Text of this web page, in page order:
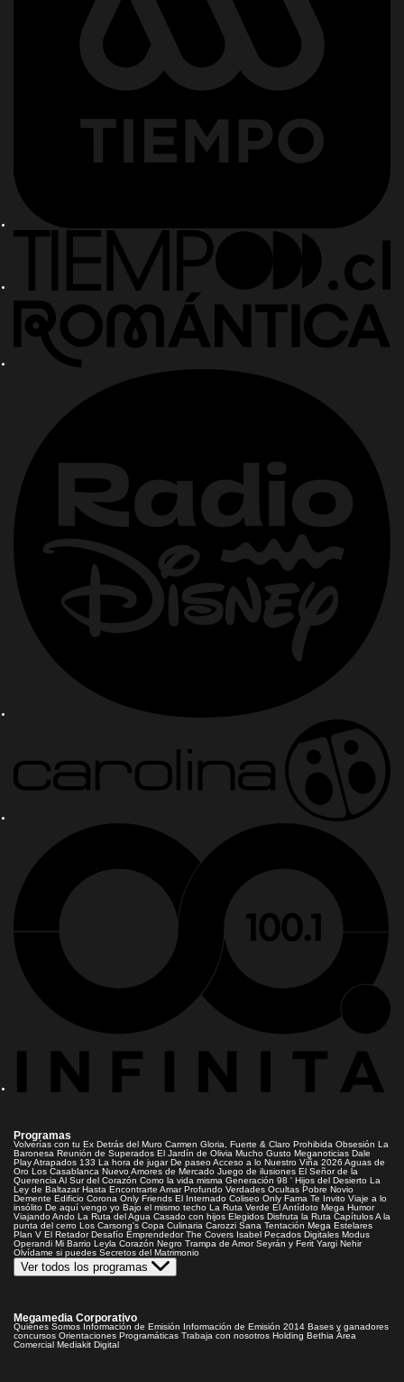
Programas
Volverías con tu Ex Detrás del Muro Carmen Gloria, Fuerte & Claro Prohibida Obsesión La
Baronesa Reunión de Superados El Jardín de Olivia Mucho Gusto Meganoticias Dale
PlayAtrapados 133 La hora de jugar De paseoAcceso a lo Nuestro Viña 2026 Aguas de
Oro Los Casablanca Nuevo Amores de Mercado Juego de ilusiones El Señor de la
Querencia Al Sur del Corazón Como la vida misma Generación 98 ' Hijos del Desierto La
Ley de Baltazar Hasta Encontrarte Amar Profundo Verdades Ocultas Pobre Novio
Demente Edificio Corona Only Friends El Internado Coliseo Only Fama Te Invito Viaje a lo
insólito De aquí vengo yo Bajo el mismo techo La Ruta Verde El Antídoto Mega Humor
Viajando Ando La Ruta del Agua Casado con hijos Elegidos Disfruta la Ruta CapítulosA la
punta del cerro Los Carsong's Copa Culinaria Carozzi Sana Tentación Mega Estelares
Plan V El Retador Desafío Emprendedor The Covers Isabel Pecados Digitales Modus
Operandi Mi Barrio Leyla Corazón Negro Trampa de Amor Seyrán y Ferit Yargi Nehir
Olvídame si puedes Secretos del Matrimonio
Ver todos los programas
Megamedia Corporativo
Quienes Somos Información de Emisión Información de Emisión 2014 Bases y ganadores
concursos Orientaciones Programáticas Trabaja con nosotros Holding Bethia Área
Comercial Mediakit Digital